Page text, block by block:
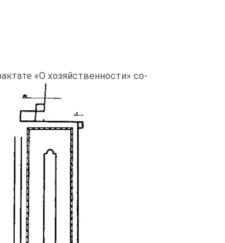
«О хозяйственности» со-